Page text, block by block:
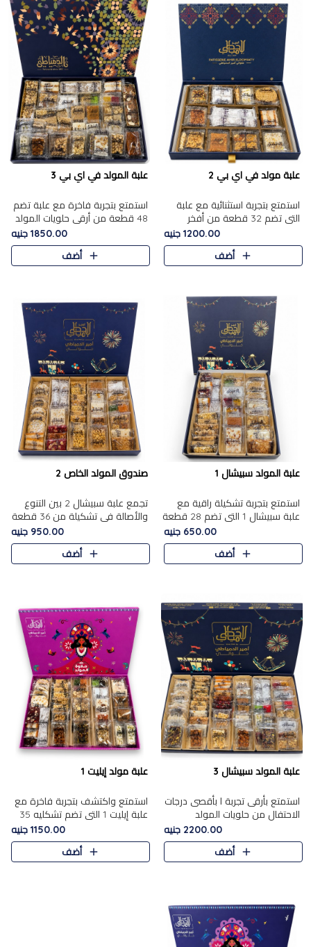
علبة مولد في اي بي 2
استمتع بتجربة استثنائية مع علبة
التي تضم 32 قطعة من أفخر
حلويات المولد الشرقية، في تشكيلة
تجمع بين الأصالة والاختيارات
الفاخرة. تحتوي العلبة..
1200.00 جنيه
أضف
علبة المولد في اي بي 3
استمتع بتجربة فاخرة مع علبة تضم
48 قطعة من أرقى حلويات المولد
الشرقية، في تشكيلة تجمع بين
الأصناف التقليدية الفاخرة والاختيارات
1850.00 جنيه
أضف
علبة المولد سبيشال 1
استمتع بتجربة تشكيلة راقية مع
علبة سبيشال 1 التي تضم 28 قطعة
من تشكيلة مختارة بعناية من أفخر
حلويات المولد المصرية الأصلية
الشرقية. تحتوي ال..
650.00 جنيه
أضف
صندوق المولد الخاص 2
تجمع علبة سبيشال 2 بين التنوع
والأصالة في تشكيلة من 36 قطعة
تضم أشهر حلويات المولد الشرقية.
تحتوي العلبة على الجزرية بالفول،
والجزرية بالبن..
950.00 جنيه
أضف
علبة المولد سبيشال 3
استمتع بأرقى تجربة ا بأقصى درجات
الاحتفال من حلويات المولد
المصريه الأصيلة مع هذه الفخامة
مع علبة سبيشال 3 التي تضم 56
قطعة من تشكيلة استثن..
2200.00 جنيه
أضف
علبة مولد إيليت 1
استمتع واكتشف بتجربة فاخرة مع
علبة إيليت 1 التي تضم تشكليه 35
قطعة من أرقى حلويات المولد
المصري الأصيلة ,معروضة بشكل
جميل في علبة أنيقة ، في..
1150.00 جنيه
أضف